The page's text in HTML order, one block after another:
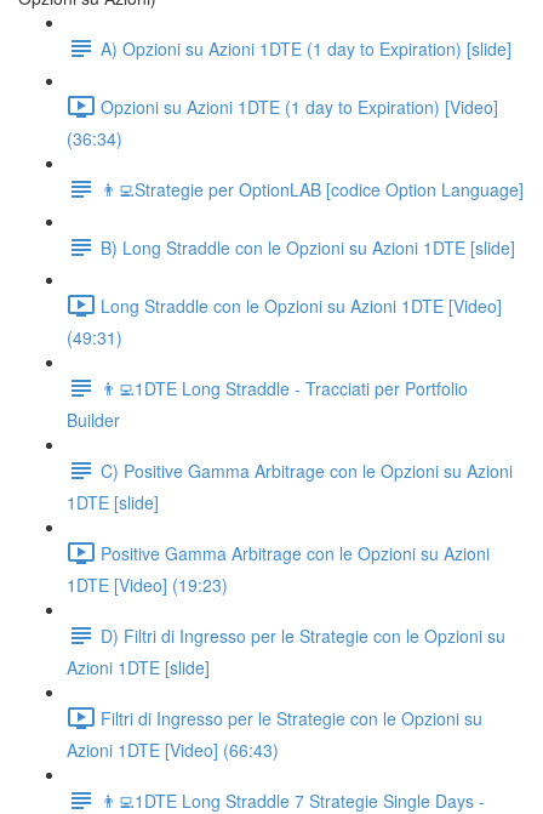
A) Opzioni su Azioni 1DTE (1 day to Expiration) [slide]
Opzioni su Azioni 1DTE (1 day to Expiration) [Video]
(36:34)
👨‍💻Strategie per OptionLAB [codice Option Language]
B) Long Straddle con le Opzioni su Azioni 1DTE [slide]
Long Straddle con le Opzioni su Azioni 1DTE [Video]
(49:31)
👨‍💻1DTE Long Straddle - Tracciati per Portfolio
Builder
C) Positive Gamma Arbitrage con le Opzioni su Azioni
1DTE [slide]
Positive Gamma Arbitrage con le Opzioni su Azioni
1DTE [Video] (19:23)
D) Filtri di Ingresso per le Strategie con le Opzioni su
Azioni 1DTE [slide]
Filtri di Ingresso per le Strategie con le Opzioni su
Azioni 1DTE [Video] (66:43)
👨‍💻1DTE Long Straddle 7 Strategie Single Days -